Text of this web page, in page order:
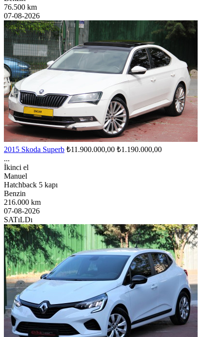
76.500 km
07-08-2026
2015 Skoda Superb ₺11.900.000,00 ₺1.190.000,00
...
İkinci el
Manuel
Hatchback 5 kapı
Benzin
216.000 km
07-08-2026
SATıLDı